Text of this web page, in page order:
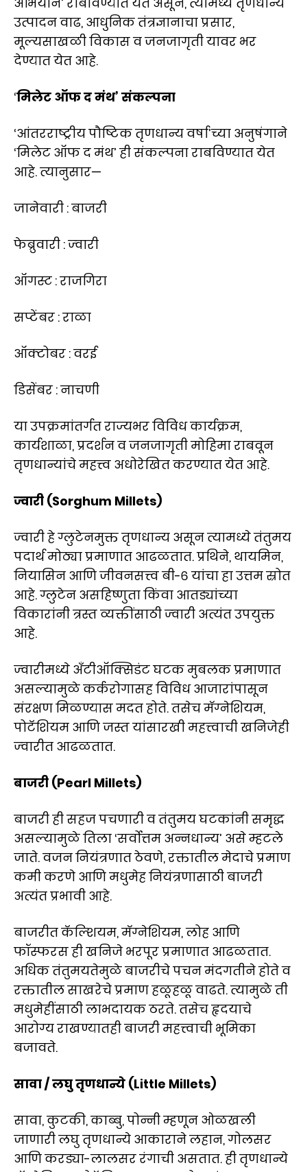
उत्पादन वाढ, आधुनिक तंत्रज्ञानाचा प्रसार,
मूल्यसाखळी विकास व जनजागृती यावर भर
देण्यात येत आहे.
‘मिलेट ऑफ द मंथ’ संकल्पना
‘आंतरराष्ट्रीय पौष्टिक तृणधान्य वर्षा’च्या अनुषंगाने
‘मिलेट ऑफ द मंथ’ ही संकल्पना राबविण्यात येत
आहे. त्यानुसार—
जानेवारी : बाजरी
फेब्रुवारी : ज्वारी
ऑगस्ट : राजगिरा
सप्टेंबर : राळा
ऑक्टोबर : वरई
डिसेंबर : नाचणी
या उपक्रमांतर्गत राज्यभर विविध कार्यक्रम,
कार्यशाळा, प्रदर्शन व जनजागृती मोहिमा राबवून
तृणधान्यांचे महत्त्व अधोरेखित करण्यात येत आहे.
ज्वारी (Sorghum Millets)
ज्वारी हे ग्लुटेनमुक्त तृणधान्य असून त्यामध्ये तंतुमय
पदार्थ मोठ्या प्रमाणात आढळतात. प्रथिने, थायमिन,
नियासिन आणि जीवनसत्त्व बी-६ यांचा हा उत्तम स्रोत
आहे. ग्लुटेन असहिष्णुता किंवा आतड्यांच्या
विकारांनी त्रस्त व्यक्तींसाठी ज्वारी अत्यंत उपयुक्त
आहे.
ज्वारीमध्ये अँटीऑक्सिडंट घटक मुबलक प्रमाणात
असल्यामुळे कर्करोगासह विविध आजारांपासून
संरक्षण मिळण्यास मदत होते. तसेच मॅग्नेशियम,
पोटॅशियम आणि जस्त यांसारखी महत्त्वाची खनिजेही
ज्वारीत आढळतात.
बाजरी (Pearl Millets)
बाजरी ही सहज पचणारी व तंतुमय घटकांनी समृद्ध
असल्यामुळे तिला ‘सर्वोत्तम अन्नधान्य’ असे म्हटले
जाते. वजन नियंत्रणात ठेवणे, रक्तातील मेदाचे प्रमाण
कमी करणे आणि मधुमेह नियंत्रणासाठी बाजरी
अत्यंत प्रभावी आहे.
बाजरीत कॅल्शियम, मॅग्नेशियम, लोह आणि
फॉस्फरस ही खनिजे भरपूर प्रमाणात आढळतात.
अधिक तंतुमयतेमुळे बाजरीचे पचन मंदगतीने होते व
रक्तातील साखरेचे प्रमाण हळूहळू वाढते. त्यामुळे ती
मधुमेहींसाठी लाभदायक ठरते. तसेच हृदयाचे
आरोग्य राखण्यातही बाजरी महत्त्वाची भूमिका
बजावते.
सावा / लघु तृणधान्ये (Little Millets)
सावा, कुटकी, काब्बु, पोन्नी म्हणून ओळखली
जाणारी लघु तृणधान्ये आकाराने लहान, गोलसर
आणि करड्या-लालसर रंगाची असतात. ही तृणधान्ये